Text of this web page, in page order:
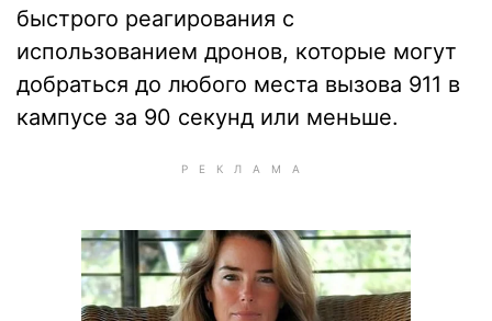
быстрого реагирования с
использованием дронов, которые могут
добраться до любого места вызова 911 в
кампусе за 90 секунд или меньше.